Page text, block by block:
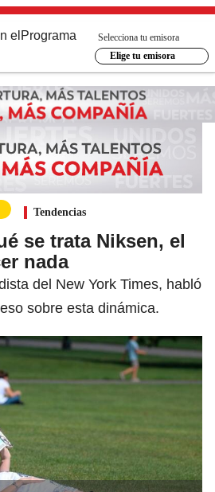
el Programa
Selecciona tu emisora
Elige tu emisora
Tendencias
se trata Niksen, el
nada
del New York Times, habló
sobre esta dinámica.